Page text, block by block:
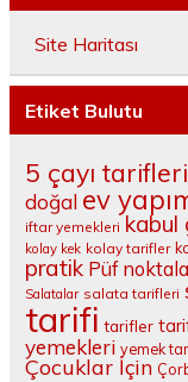
Site Haritası
Etiket Bulutu
5 çayı tarifleri
doğal ev
iftar yemekleri kabul
kolay kek kolay tarifler
pratik Püf
Salatalar salata tarifleri
tarifi tarifler
yemekleri yemek
Çocuklar İçin